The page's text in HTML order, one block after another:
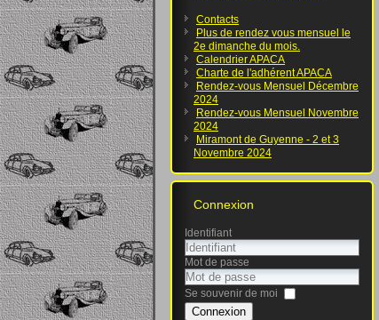
Contacts
Plus de rendez vous mensuel le
2e dimanche du mois.
Calendrier APACA
Charte de l'adhérent APACA
Rendez-vous Mensuel Décembre
2024
Rendez-vous Mensuel Novembre
2024
Miramont de Guyenne - 2 et 3
Novembre 2024
Connexion
Identifiant
Mot de passe
Se souvenir de moi
Connexion